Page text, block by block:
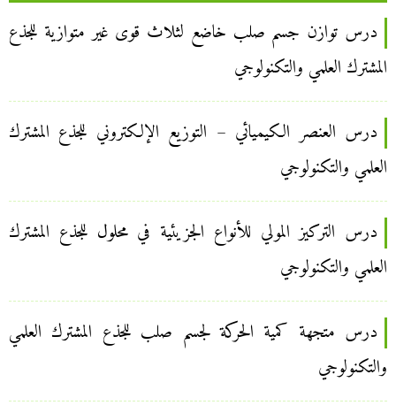
درس توازن جسم صلب خاضع لثلاث قوى غير متوازية للجذع
المشترك العلمي والتكنولوجي
درس العنصر الكيميائي – التوزيع الإلكتروني للجذع المشترك
العلمي والتكنولوجي
درس التركيز المولي للأنواع الجزيئية في محلول للجذع المشترك
العلمي والتكنولوجي
درس متجهة كمية الحركة لجسم صلب للجذع المشترك العلمي
والتكنولوجي